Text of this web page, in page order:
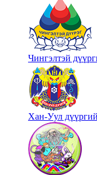
Чингэлтэй
Хан-Уул